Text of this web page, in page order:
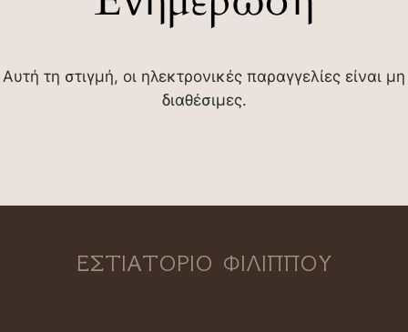
Αυτή τη στιγμή, οι ηλεκτρονικές παραγγελίες είναι μη
διαθέσιμες.
ΕΣΤΙΑΤΟΡΙΟ ΦΙΛΙΠΠΟΥ